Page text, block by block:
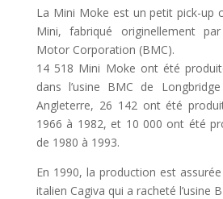
La Mini Moke est un petit pick-up
Mini, fabriqué originellement
Motor Corporation (BMC).
14 518 Mini Moke ont été
dans l’usine BMC de
Angleterre, 26 142 ont été
1966 à 1982, et 10 000 ont été
de 1980 à 1993.
En 1990, la production est
italien Cagiva qui a racheté l’usine